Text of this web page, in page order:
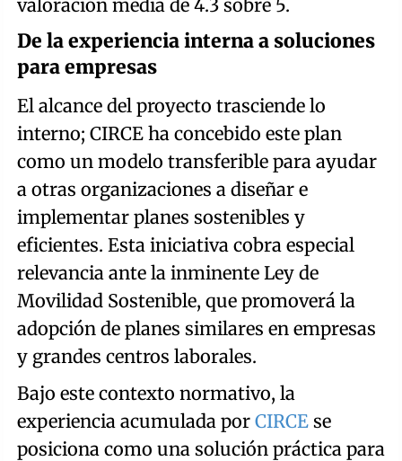
valoración media de 4.3 sobre 5.
De la experiencia interna a soluciones
para empresas
El alcance del proyecto trasciende lo
interno; CIRCE ha concebido este plan
como un modelo transferible para ayudar
a otras organizaciones a diseñar e
implementar planes sostenibles y
eficientes. Esta iniciativa cobra especial
relevancia ante la inminente Ley de
Movilidad Sostenible, que promoverá la
adopción de planes similares en empresas
y grandes centros laborales.
Bajo este contexto normativo, la
experiencia acumulada por CIRCE se
posiciona como una solución práctica para